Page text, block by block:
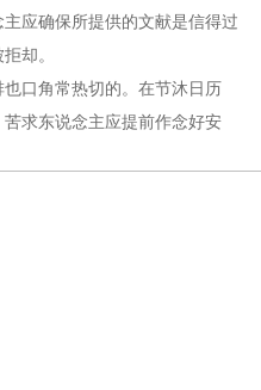
应确保所提供的文献是信得过
却。
口角常热切的。在节沐日历
求东说念主应提前作念好安